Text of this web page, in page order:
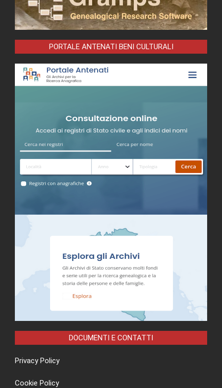
PORTALE ANTENATI BENI CULTURALI
DOCUMENTI E CONTATTI
Privacy Policy
Cookie Policy